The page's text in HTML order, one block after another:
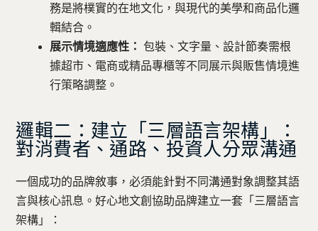
務是將樸實的在地文化，與現代的美學和商品化邏
輯結合。
展示情境適應性： 包裝、文字量、設計節奏需根
據超市、電商或精品專櫃等不同展示與販售情境進
行策略調整。
邏輯二：建立「三層語言架構」：
對消費者、通路、投資人分眾溝通
一個成功的品牌敘事，必須能針對不同溝通對象調整其語
言與核心訊息。好心地文創協助品牌建立一套「三層語言
架構」：